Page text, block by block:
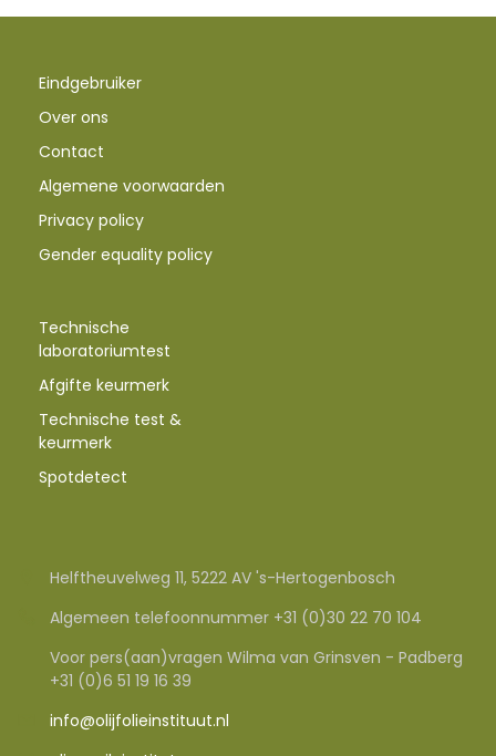
Eindgebruiker
Over ons
Contact
Algemene voorwaarden
Privacy policy
Gender equality policy
Technische
laboratoriumtest
Afgifte keurmerk
Technische test &
keurmerk
Spotdetect
Helftheuvelweg 11, 5222 AV 's-Hertogenbosch
Algemeen telefoonnummer +31 (0)30 22 70 104
Voor pers(aan)vragen Wilma van Grinsven - Padberg
+31 (0)6 51 19 16 39
info@olijfolieinstituut.nl